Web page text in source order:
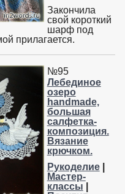
Закончила
свой короткий
шарф под
прилагается.
№95
Лебединое
озеро
handmade,
большая
салфетка-
композиция.
Вязание
крючком.
Рукоделие|
Мастер-
классы